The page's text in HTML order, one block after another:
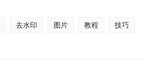
去水印 图片 教程 技巧